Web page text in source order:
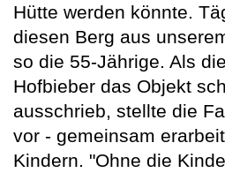
Hütte werden könnte.
diesen Berg aus
so die 55-Jährige. Als
Hofbieber das Objekt
ausschrieb, stellte die
vor - gemeinsam
Kindern. "Ohne die